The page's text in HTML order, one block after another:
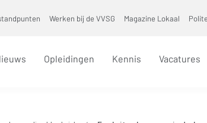
Werken bij de VVSG Magazine Lokaal
Opleidingen Kennis Vacatures